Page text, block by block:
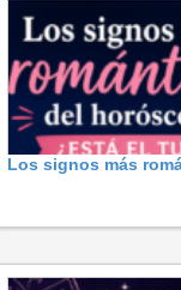
Los signos más